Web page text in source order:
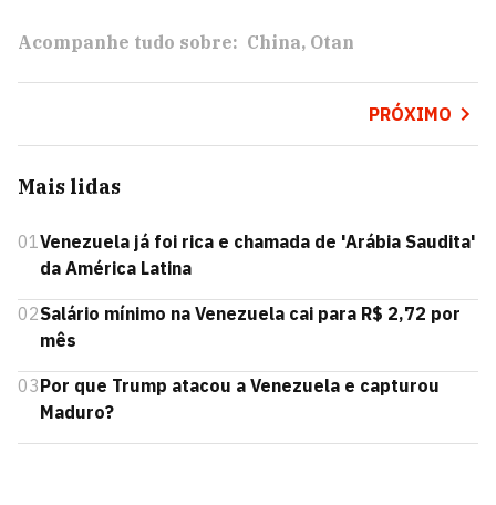
Acompanhe tudo sobre: China Otan
PRÓXIMO
Mais lidas
01Venezuela já foi rica e chamada de 'Arábia Saudita'
da América Latina
02Salário mínimo na Venezuela cai para R$ 2,72 por
mês
03Por que Trump atacou a Venezuela e capturou
Maduro?